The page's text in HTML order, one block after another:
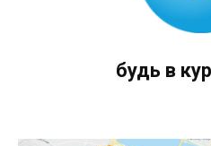
будь в